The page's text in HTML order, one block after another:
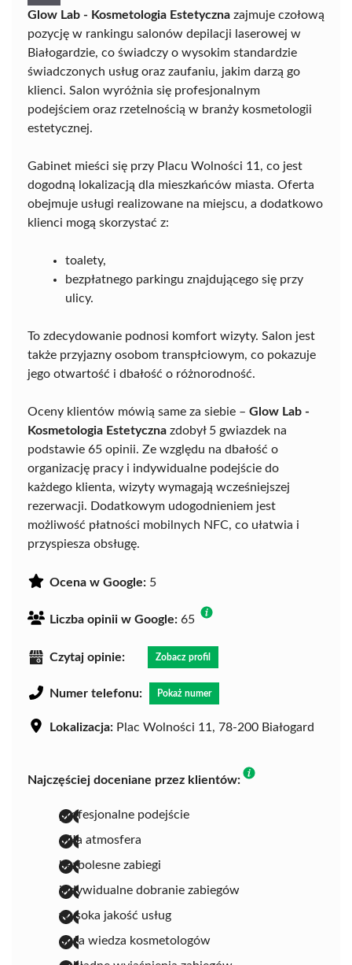
Glow Lab - Kosmetologia Estetyczna zajmuje czołową
pozycję w rankingu salonów depilacji laserowej w
Białogardzie, co świadczy o wysokim standardzie
świadczonych usług oraz zaufaniu, jakim darzą go
klienci. Salon wyróżnia się profesjonalnym
podejściem oraz rzetelnością w branży kosmetologii
estetycznej.
Gabinet mieści się przy Placu Wolności 11, co jest
dogodną lokalizacją dla mieszkańców miasta. Oferta
obejmuje usługi realizowane na miejscu, a dodatkowo
klienci mogą skorzystać z:
toalety,
bezpłatnego parkingu znajdującego się przy
ulicy.
To zdecydowanie podnosi komfort wizyty. Salon jest
także przyjazny osobom transpłciowym, co pokazuje
jego otwartość i dbałość o różnorodność.
Oceny klientów mówią same za siebie – Glow Lab -
Kosmetologia Estetyczna zdobył 5 gwiazdek na
podstawie 65 opinii. Ze względu na dbałość o
organizację pracy i indywidualne podejście do
każdego klienta, wizyty wymagają wcześniejszej
rezerwacji. Dodatkowym udogodnieniem jest
możliwość płatności mobilnych NFC, co ułatwia i
przyspiesza obsługę.
Ocena w Google: 5
Liczba opinii w Google: 65
Czytaj opinie: Zobacz profil
Numer telefonu: Pokaż numer
Lokalizacja: Plac Wolności 11, 78-200 Białogard
Najczęściej doceniane przez klientów:
profesjonalne podejście
miła atmosfera
bezbolesne zabiegi
indywidualne dobranie zabiegów
wysoka jakość usług
duża wiedza kosmetologów